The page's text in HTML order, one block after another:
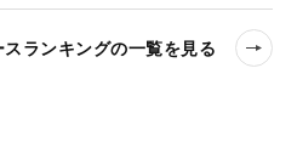
スランキングの一覧を見る